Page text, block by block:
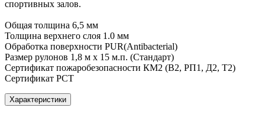
спортивных залов.
Общая толщина 6,5 мм
Толщина верхнего слоя 1.0 мм
Обработка поверхности PUR(Antibacterial)
Размер рулонов 1,8 м х 15 м.п. (Стандарт)
Сертификат пожаробезопасности КМ2 (В2, РП1, Д2, Т2)
Сертификат РСТ
Характеристики